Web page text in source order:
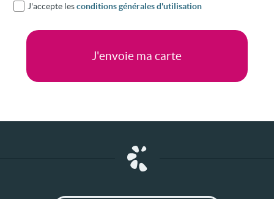
J'accepte lesconditions générales d'utilisation